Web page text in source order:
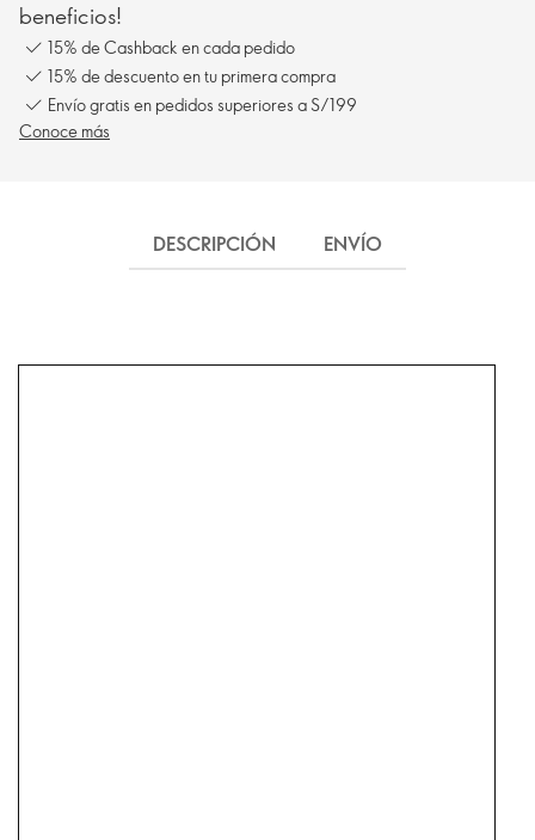
beneficios!
15% de Cashback en cada pedido
15% de descuento en tu primera compra
Envío gratis en pedidos superiores a S/199
Conoce más
DESCRIPCIÓN ENVÍO